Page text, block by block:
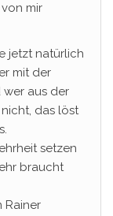
mir
jetzt natürlich
mit der
wer aus der
das löst
setzen
braucht
Rainer